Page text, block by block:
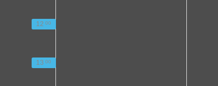
12 00
13 00